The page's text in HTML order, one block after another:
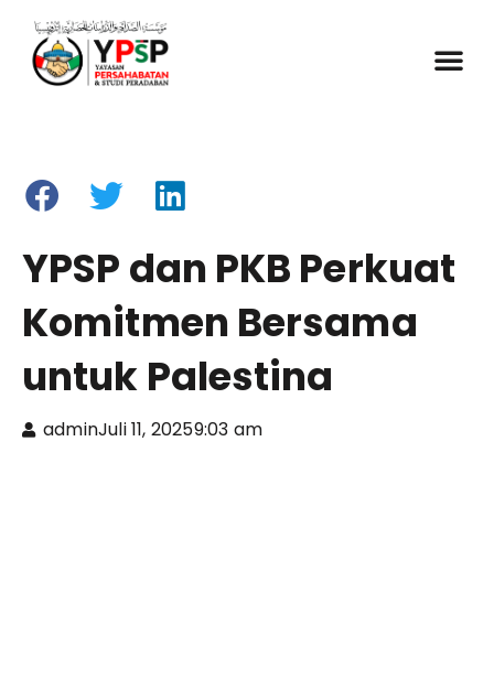
YPSP dan PKB Perkuat
Komitmen Bersama
untuk Palestina
adminJuli 11, 20259:03 am